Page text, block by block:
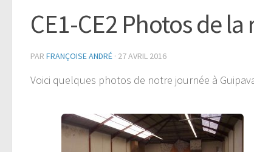
CE1-CE2 Photos de
PAR FRANÇOISE ANDRÉ · 27 AVRIL 2016
Voici quelques photos de notre journée à